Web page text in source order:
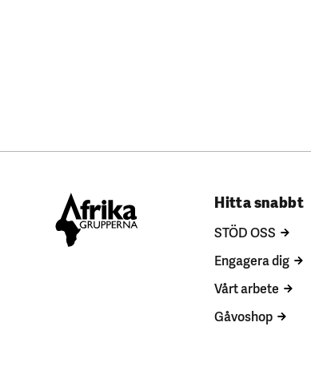
Hitta snabbt
STÖD OSS
Engagera dig
Vårt arbete
Gåvoshop